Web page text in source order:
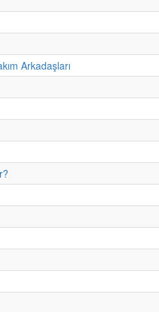
Arkadaşları